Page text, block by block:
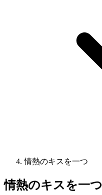
情熱のキスを一つ
情熱のキスを一つ